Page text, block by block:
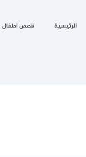
الرئيسية قصص اطفال